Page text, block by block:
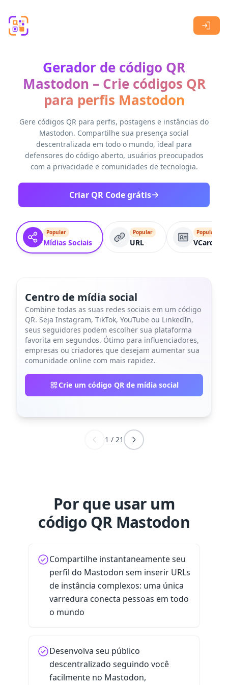
Gerador de código QR
Mastodon – Crie códigos QR
para perfis Mastodon
Gere códigos QR para perfis, postagens e instâncias do
Mastodon. Compartilhe sua presença social
descentralizada em todo o mundo, ideal para
defensores do código aberto, usuários preocupados
com a privacidade e comunidades de tecnologia.
Criar QR Code grátis
Popular
Mídias Sociais
Popular
URL
Popular
VCard
Centro de mídia social
Combine todas as suas redes sociais em um código
QR. Seja Instagram, TikTok, YouTube ou LinkedIn,
seus seguidores podem escolher sua plataforma
favorita em segundos. Ótimo para influenciadores,
empresas ou criadores que desejam aumentar sua
comunidade online com mais rapidez.
Crie um código QR de mídia social
1 / 21
Por que usar um
código QR Mastodon
Compartilhe instantaneamente seu
perfil do Mastodon sem inserir URLs
de instância complexos: uma única
varredura conecta pessoas em todo
o mundo
Desenvolva seu público
descentralizado seguindo você
facilmente no Mastodon,